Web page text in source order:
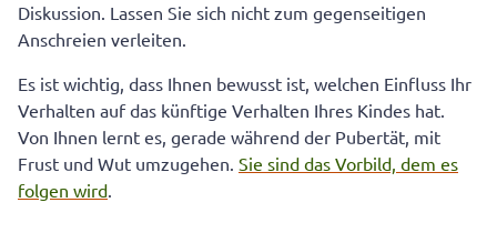
Diskussion. Lassen Sie sich nicht zum gegenseitigen
Anschreien verleiten.
Es ist wichtig, dass Ihnen bewusst ist, welchen Einfluss Ihr
Verhalten auf das künftige Verhalten Ihres Kindes hat.
Von Ihnen lernt es, gerade während der Pubertät, mit
Frust und Wut umzugehen. Sie sind das Vorbild, dem es
folgen wird.